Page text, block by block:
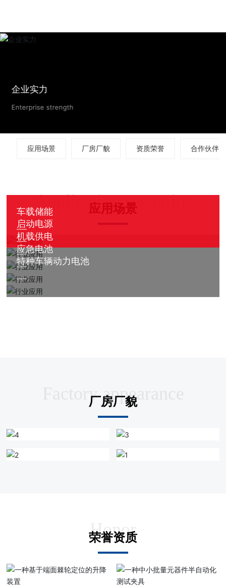
企业实力
Enterprise strength
应用场景 厂房厂貌 资质荣誉 合作伙伴
Application scenarios
应用场景
车载储能
启动电源
机载供电
应急电池
特种车辆动力电池
Factory appearance
厂房厂貌
Honor
荣誉资质